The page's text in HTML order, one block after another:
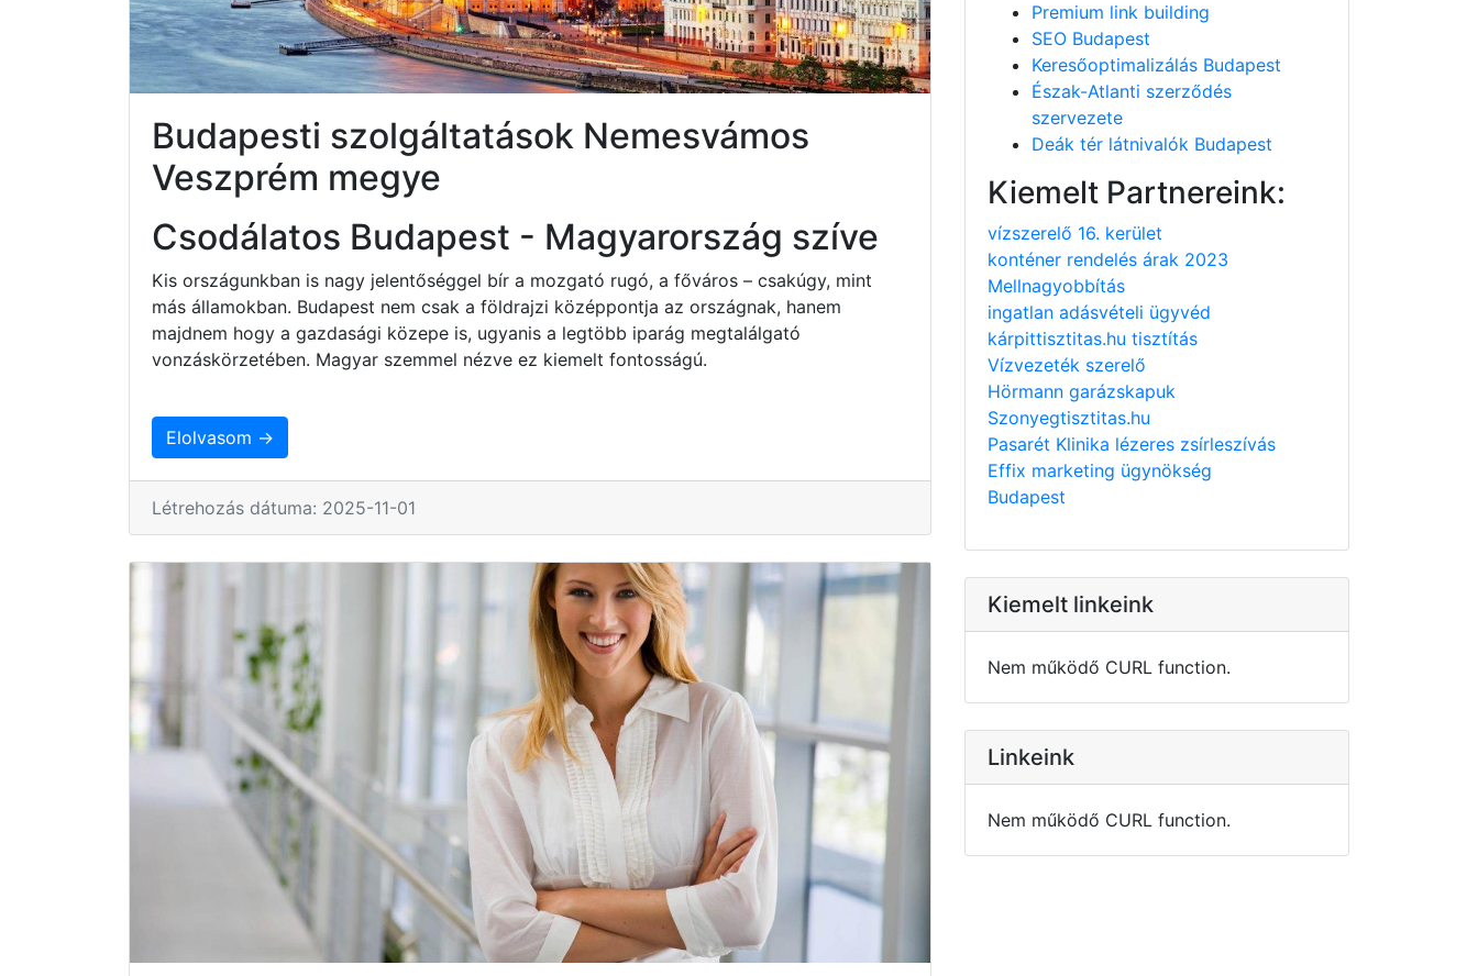
Budapesti szolgáltatások Nemesvámos
Veszprém megye
Csodálatos Budapest - Magyarország szíve
Kis országunkban is nagy jelentőséggel bír a mozgató rugó, a főváros – csakúgy, mint
más államokban. Budapest nem csak a földrajzi középpontja az országnak, hanem
majdnem hogy a gazdasági közepe is, ugyanis a legtöbb iparág megtalálgató
vonzáskörzetében. Magyar szemmel nézve ez kiemelt fontosságú.
Elolvasom →
Létrehozás dátuma: 2025-11-01
Premium link building
SEO Budapest
Keresőoptimalizálás Budapest
Észak-Atlanti szerződés
szervezete
Deák tér látnivalók Budapest
Kiemelt Partnereink:
vízszerelő 16. kerület
konténer rendelés árak 2023
Mellnagyobbítás
ingatlan adásvételi ügyvéd
kárpittisztitas.hu tisztítás
Vízvezeték szerelő
Hörmann garázskapuk
Szonyegtisztitas.hu
Pasarét Klinika lézeres zsírleszívás
Effix marketing ügynökség
Budapest
Kiemelt linkeink
Nem működő CURL function.
Linkeink
Nem működő CURL function.